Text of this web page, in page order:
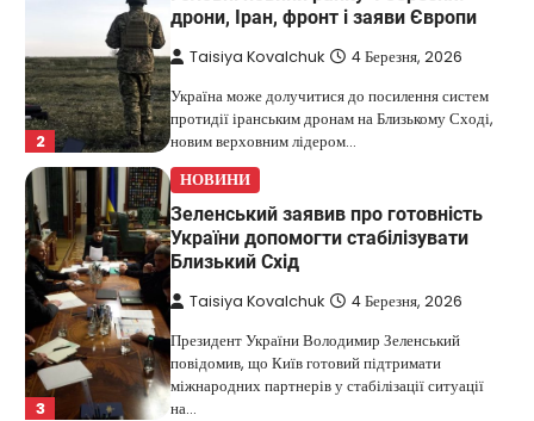
2
дрони, Іран, фронт і заяви Європи
Taisiya Kovalchuk 4 Березня, 2026
Україна може долучитися до посилення систем
протидії іранським дронам на Близькому Сході,
новим верховним лідером…
3
НОВИНИ
Зеленський заявив про готовність
України допомогти стабілізувати
Близький Схід
Taisiya Kovalchuk 4 Березня, 2026
Президент України Володимир Зеленський
повідомив, що Київ готовий підтримати
міжнародних партнерів у стабілізації ситуації
на…